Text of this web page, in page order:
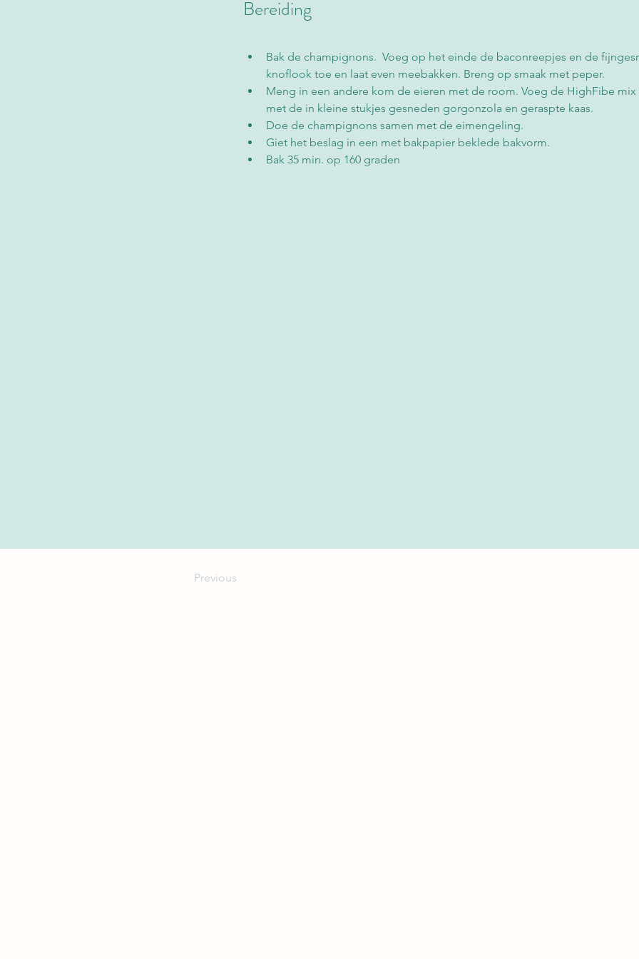
Bereiding
Bak de champignons.  Voeg op het einde de baconreepjes en de
knoflook toe en laat even meebakken. Breng op smaak met peper.
Meng in een andere kom de eieren met de room. Voeg de HighFibe
met de in kleine stukjes gesneden gorgonzola en geraspte kaas.
Doe de champignons samen met de eimengeling.
Giet het beslag in een met bakpapier beklede bakvorm.
Bak 35 min. op 160 graden
Previous